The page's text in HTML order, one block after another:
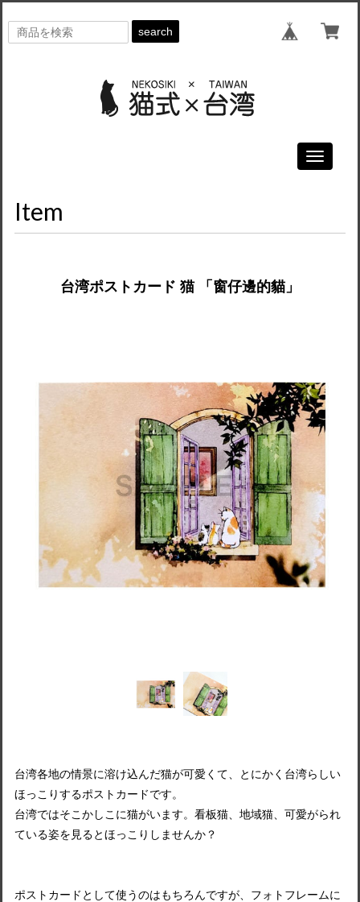
search
Toggle
Item
台湾ポストカード 猫 「窗仔邊的貓」
台湾各地の情景に溶け込んだ猫が可愛くて、とにかく台湾らしい
ほっこりするポストカードです。
台湾ではそこかしこに猫がいます。看板猫、地域猫、可愛がられ
ている姿を見るとほっこりしませんか？
ポストカードとして使うのはもちろんですが、フォトフレームに